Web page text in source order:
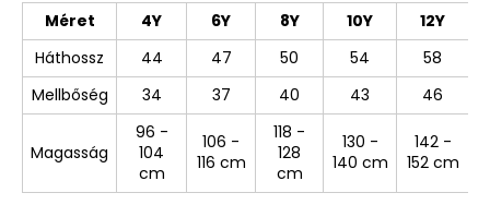
Méret
4Y 6Y 8Y 10Y
12Y
Háthossz
44 47 50 54
58
Mellbőség
34 37 40 43 46
Magasság
96 -
104
cm
106 -
116 cm
118 -
128
cm
130 -
140 cm
142 -
152 cm